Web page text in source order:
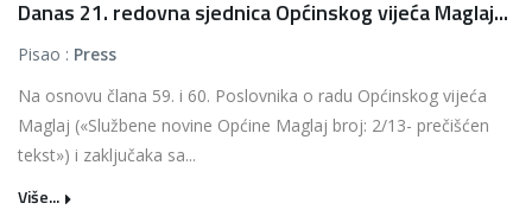
Danas 21. redovna sjednica Općinskog vijeća Maglaj...
Pisao : Press
Na osnovu člana 59. i 60. Poslovnika o radu Općinskog vijeća
Maglaj («Službene novine Općine Maglaj broj: 2/13- prečišćen
tekst») i zaključaka sa...
Više...